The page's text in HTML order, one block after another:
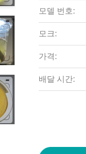
모델 번호:
모크:
가격:
배달 시간: